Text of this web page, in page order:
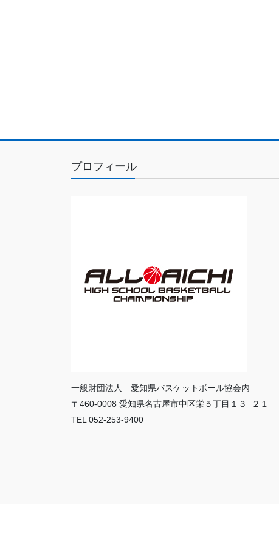
プロフィール
一般財団法人 愛知県バスケットボール協会内
〒460-0008 愛知県名古屋市中区栄５丁目１３−２１
TEL 052-253-9400